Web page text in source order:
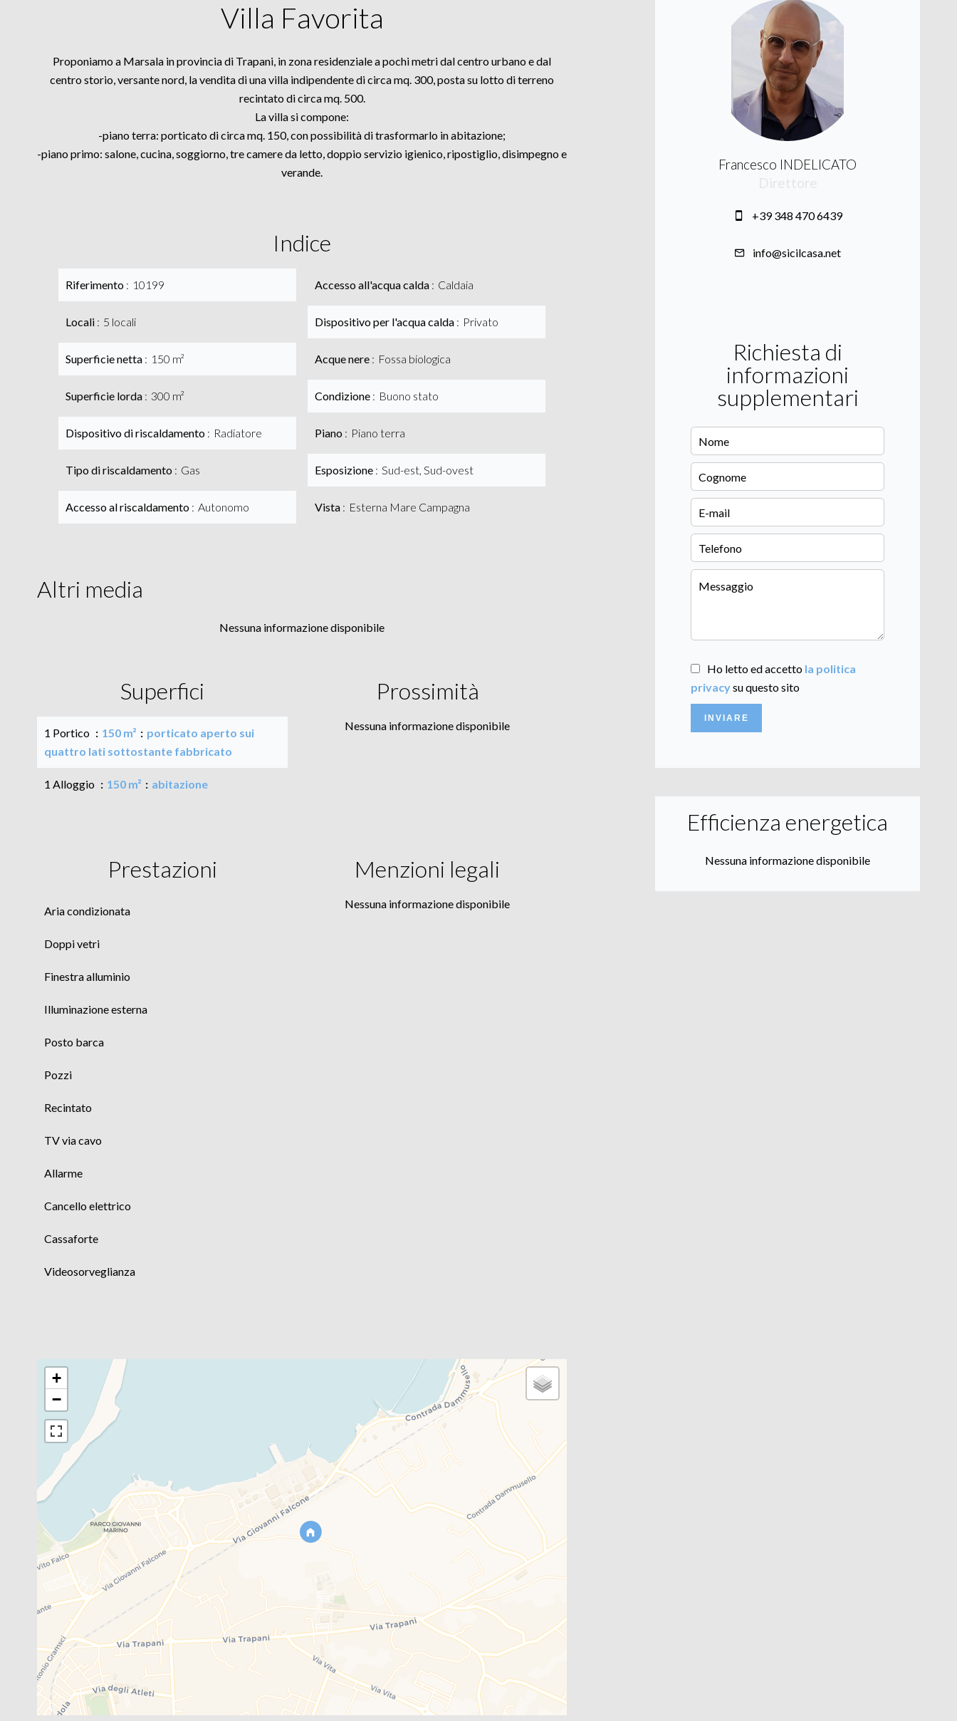
Villa Favorita
Proponiamo a Marsala in provincia di Trapani, in zona residenziale a pochi metri dal centro urbano e dal
centro storio, versante nord, la vendita di una villa indipendente di circa mq. 300, posta su lotto di terreno
recintato di circa mq. 500.
La villa si compone:
-piano terra: porticato di circa mq. 150, con possibilità di trasformarlo in abitazione;
-piano primo: salone, cucina, soggiorno, tre camere da letto, doppio servizio igienico, ripostiglio, disimpegno e
verande.
Indice
Riferimento 10199
Locali 5 locali
Superficie netta 150 m²
Superficie lorda 300 m²
Dispositivo di riscaldamento Radiatore
Tipo di riscaldamento Gas
Accesso al riscaldamento Autonomo
Accesso all'acqua calda Caldaia
Dispositivo per l'acqua calda Privato
Acque nere Fossa biologica
Condizione Buono stato
Piano Piano terra
Esposizione Sud-est, Sud-ovest
Vista Esterna Mare Campagna
Altri media
Nessuna informazione disponibile
Superfici
1 Portico 150 m²
porticato aperto sui
quattro lati sottostante fabbricato
1 Alloggio 150 m² abitazione
Prossimità
Nessuna informazione disponibile
Prestazioni
Aria condizionata
Doppi vetri
Finestra alluminio
Illuminazione esterna
Posto barca
Pozzi
Recintato
TV via cavo
Allarme
Cancello elettrico
Cassaforte
Videosorveglianza
Menzioni legali
Nessuna informazione disponibile
+
−
Francesco INDELICATO
+39 348 470 6439
info@sicilcasa.net
Richiesta di
informazioni
supplementari
Ho letto ed accetto la politica
privacysu questo sito
INVIARE
Efficienza energetica
Nessuna informazione disponibile